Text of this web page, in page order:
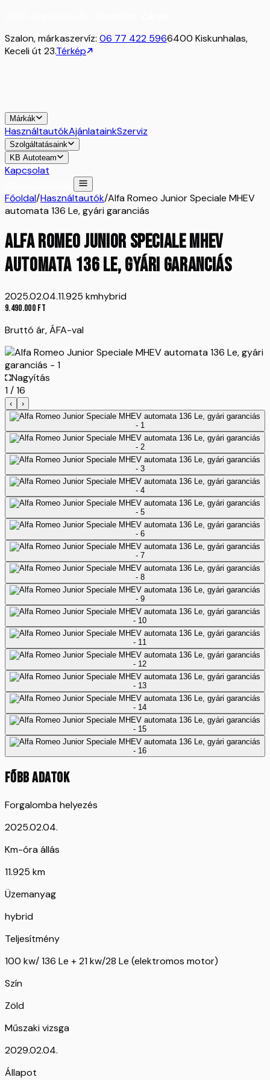
Szalon, márkaszervíz: 06 77 422 5966400 Kiskunhalas,
Keceli út 23.Térkép
Márkák
HasználtautókAjánlatainkSzerviz
Szolgáltatásaink
KB Autoteam
Kapcsolat
Főoldal/Használtautók/Alfa Romeo Junior Speciale MHEV
automata 136 Le, gyári garanciás
Alfa Romeo Junior Speciale MHEV
automata 136 Le, gyári garanciás
2025.02.04.11.925 kmhybrid
9.490.000Ft
Bruttó ár, ÁFA-val
Nagyítás
1/16
‹ ›
FŐBB ADATOK
Forgalomba helyezés
2025.02.04.
Km-óra állás
11.925 km
Üzemanyag
hybrid
Teljesítmény
100 kw/ 136 Le + 21 kw/28 Le (elektromos motor)
Szín
Zöld
Műszaki vizsga
2029.02.04.
Állapot